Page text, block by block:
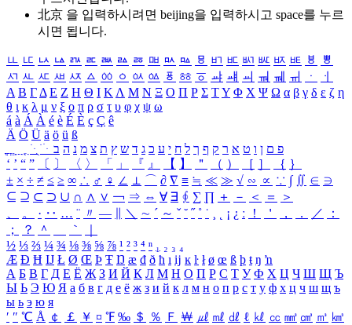
北京 을 입력하시려면 beijing을 입력하시고 space를 누르
시면 됩니다.
ㅥ ㅦ ㅧ ㅨ ㅩ ㅪ ㅫ ㅬ ㅭ ㅮ ㅯ ㅰ ㅱ ㅲ ㅳ ㅴ ㅵ ㅶ ㅷ ㅸ
ㅹ
ㅺ ㅻ ㅼ ㅽ ㅾ ㅿ ㆀ ㆁ ㆂ ㆃ ㆄ ㆅ ㆆ ㆇ ㆈ ㆉ ㆊ ㆋ ㆌ ㆍ
ㆎ
Α Β ΓΔ Ε Ζ Η Θ Ι ΚΛ Μ Ν Ξ Ο Π Ρ Σ ΤΥ Φ Χ Ψ Ω α β γ δ ε ζ η
θ ι κ λ μ ν ξ ο π ρ σ τ υ φ χ ψ ω
á à Á À é è É È ç Ç ê
Ä Ö Ü ä ö ü ß
ִֶֹ ֻּ ׁׂ פ ם ן ו ט א ר ק ף ך ל ח י ע כ ג ד ש ץ ת צ מ נ ה ב
‘ ’ “ ” 〔 〕 〈 〉 「 」 『 』 【 】 ＂ （ ） ［ ］ ｛ ｝
± × ÷ ≠ ≤ ≥ ∞ ∴ ♂ ♀ ∠ ⊥ ⌒ ∂ ∇ ≡ ≒ ≪ ≫ √ ∽ ∝ ∵ ∫ ∬ ∈ ∋
⊆ ⊇ ⊂ ⊃ ∪ ∩ ∧ ∨ ￢ ⇒ ⇔ ∀ ∃ ∮ ∑ ∏ ＋ － ＜ ＝
＞
、
。 · ‥ … ¨ 〃 ― ＼ ∼ ´ ～ ˇ ˘ ˝ ˚ ˙ ¸ ¡ ¿ ː ！ ＇ ， ． ／
：
；
？ ＾ ｀
½ ⅓ ⅔ ¼ ¾ ⅛ ⅜ ⅝ ⅞ ¹ ² ³ ⁴ ⁿ ₁ ₂ ₃ ₄
Æ Ð Ħ Ĳ Ł Ø Œ Þ Ŧ Ŋ æ đ ð ħ ı ĳ ĸ ŀ ł ø œ ß þ ŧ ŋ ŉ
А Б В Г Д Е Ё Ж З И Й К Л М Н О П Р С Т У Ф Х Ц Ч Ш Щ Ъ
Ы Ь Э Ю Я а б в г д е ё ж з и й к л м н о п р с т у ф х ц ч ш щ ъ
ы ь э ю я
′ ″ ℃ Å ￠ ￡ ￥ ¤ ℉ ‰ ＄ ％ Ｆ ￦ ㎕ ㎖ ㎗ ℓ ㎘ ㏄ ㎣ ㎤ ㎥ ㎦